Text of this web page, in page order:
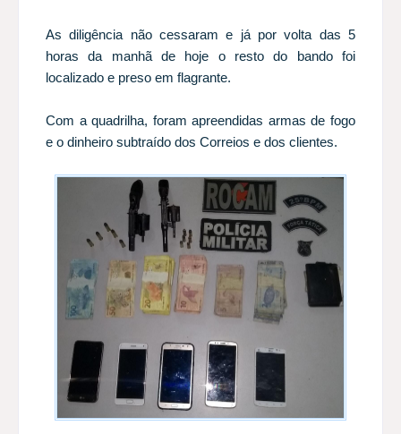
As diligência não cessaram e já por volta das 5
horas da manhã de hoje o resto do bando foi
localizado e preso em flagrante.
Com a quadrilha, foram apreendidas armas de fogo
e o dinheiro subtraído dos Correios e dos clientes.